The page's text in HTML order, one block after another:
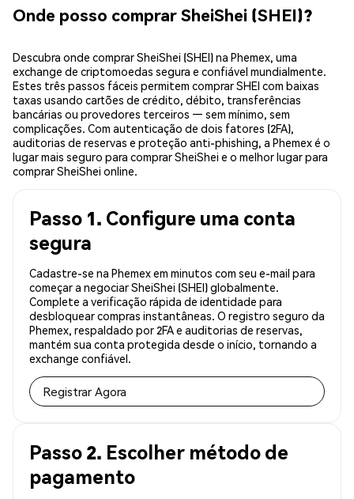
Onde posso comprar SheiShei (SHEI)?
Descubra onde comprar SheiShei (SHEI) na Phemex, uma
exchange de criptomoedas segura e confiável mundialmente.
Estes três passos fáceis permitem comprar SHEI com baixas
taxas usando cartões de crédito, débito, transferências
bancárias ou provedores terceiros — sem mínimo, sem
complicações. Com autenticação de dois fatores (2FA),
auditorias de reservas e proteção anti-phishing, a Phemex é o
lugar mais seguro para comprar SheiShei e o melhor lugar para
comprar SheiShei online.
Passo 1. Configure uma conta
segura
Cadastre-se na Phemex em minutos com seu e-mail para
começar a negociar SheiShei (SHEI) globalmente.
Complete a verificação rápida de identidade para
desbloquear compras instantâneas. O registro seguro da
Phemex, respaldado por 2FA e auditorias de reservas,
mantém sua conta protegida desde o início, tornando a
exchange confiável.
Registrar Agora
Passo 2. Escolher método de
pagamento